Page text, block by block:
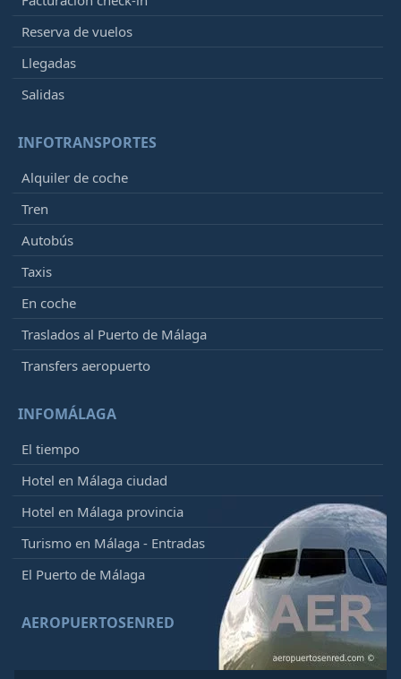
Reserva de vuelos
Llegadas
Salidas
INFOTRANSPORTES
Alquiler de coche
Tren
Autobús
Taxis
En coche
Traslados al Puerto de Málaga
Transfers aeropuerto
INFOMÁLAGA
El tiempo
Hotel en Málaga ciudad
Hotel en Málaga provincia
Turismo en Málaga - Entradas
El Puerto de Málaga
AEROPUERTOSENRED